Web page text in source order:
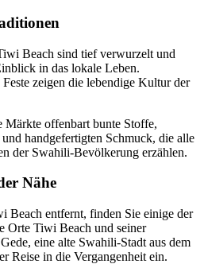
Beach sind tief verwurzelt und
in das lokale Leben.
zeigen die lebendige Kultur der
Märkte offenbart bunte Stoffe,
handgefertigten Schmuck, die alle
der Swahili-Bevölkerung erzählen.
Nähe
Beach entfernt, finden Sie einige der
Orte Tiwi Beach und seiner
eine alte Swahili-Stadt aus dem
Reise in die Vergangenheit ein.